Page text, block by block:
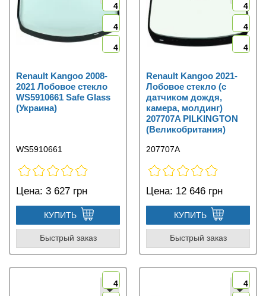
4
4
4
Renault Kangoo 2008-
2021 Лобовое стекло
WS5910661 Safe Glass
(Украина)
WS5910661
Цена: 3 627 грн
КУПИТЬ
Быстрый заказ
4
4
4
Renault Kangoo 2021-
Лобовое стекло (с
датчиком дождя,
камера, молдинг)
207707A PILKINGTON
(Великобритания)
207707A
Цена: 12 646 грн
КУПИТЬ
Быстрый заказ
4 4